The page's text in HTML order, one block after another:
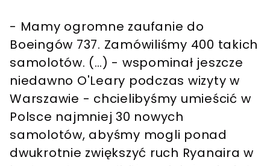
- Mamy ogromne zaufanie do
Boeingów 737. Zamówiliśmy 400 takich
samolotów. (…) - wspominał jeszcze
niedawno O'Leary podczas wizyty w
Warszawie - chcielibyśmy umieścić w
Polsce najmniej 30 nowych
samolotów, abyśmy mogli ponad
dwukrotnie zwiększyć ruch Ryanaira w